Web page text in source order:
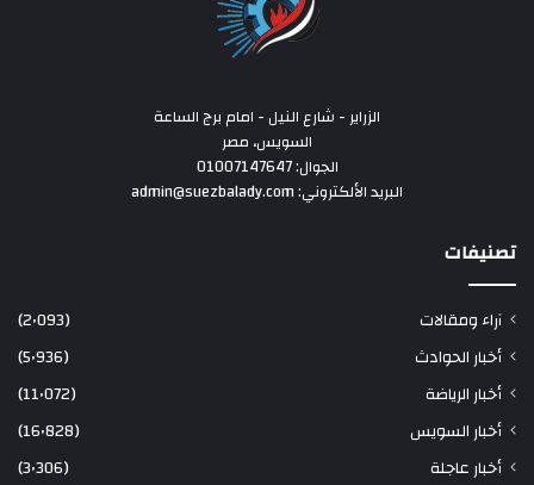
الزراير - شارع النيل - امام برج الساعة
السويس، مصر
الجوال: 01007147647
البريد الألكتروني: admin@suezbalady.com
تصنيفات
آراء ومقالات
(2٬093)
أخبار الحوادث
(5٬936)
أخبار الرياضة
(11٬072)
أخبار السويس
(16٬828)
أخبار عاجلة
(3٬306)